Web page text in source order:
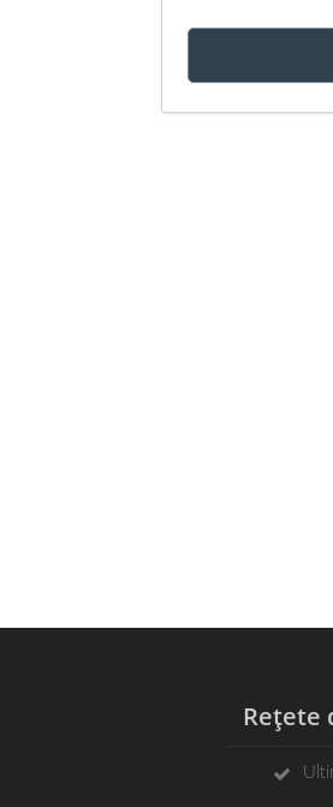
Rețete